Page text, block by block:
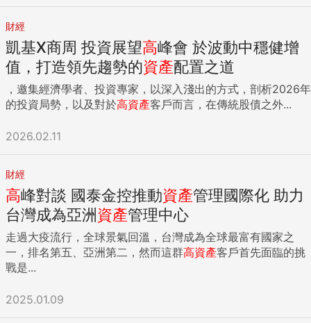
財經
凱基X商周 投資展望高峰會 於波動中穩健增
值，打造領先趨勢的資產配置之道
，邀集經濟學者、投資專家，以深入淺出的方式，剖析2026年
的投資局勢，以及對於高資產客戶而言，在傳統股債之外...
2026.02.11
財經
高峰對談 國泰金控推動資產管理國際化 助力
台灣成為亞洲資產管理中心
走過大疫流行，全球景氣回溫，台灣成為全球最富有國家之
一，排名第五、亞洲第二，然而這群高資產客戶首先面臨的挑
戰是...
2025.01.09